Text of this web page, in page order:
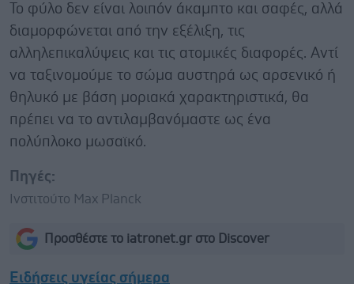
Το φύλο δεν είναι λοιπόν άκαμπτο και σαφές, αλλά
διαμορφώνεται από την εξέλιξη, τις
αλληλεπικαλύψεις και τις ατομικές διαφορές. Αντί
να ταξινομούμε το σώμα αυστηρά ως αρσενικό ή
θηλυκό με βάση μοριακά χαρακτηριστικά, θα
πρέπει να το αντιλαμβανόμαστε ως ένα
πολύπλοκο μωσαϊκό.
Πηγές:
Ινστιτούτο Max Planck
Προσθέστε το iatronet.gr στο Discover
Ειδήσεις υγείας σήμερα